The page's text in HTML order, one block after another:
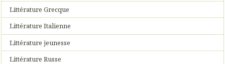
Littérature Grecque
Littérature Italienne
Littérature jeunesse
Littérature Russe